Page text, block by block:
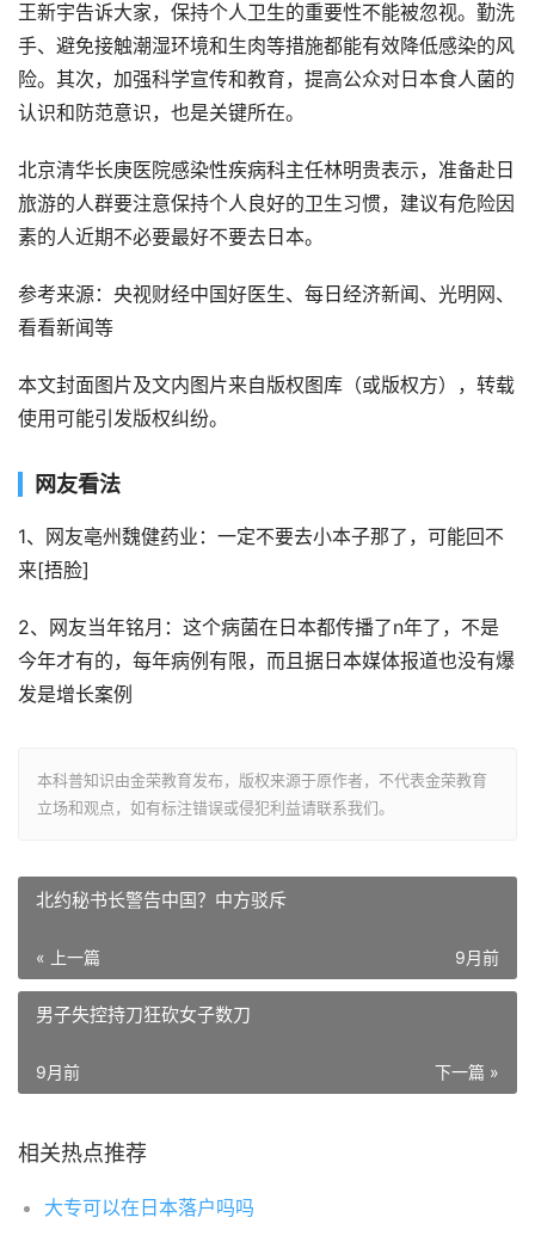
王新宇告诉大家，保持个人卫生的重要性不能被忽视。勤洗
手、避免接触潮湿环境和生肉等措施都能有效降低感染的风
险。其次，加强科学宣传和教育，提高公众对日本食人菌的
认识和防范意识，也是关键所在。
北京清华长庚医院感染性疾病科主任林明贵表示，准备赴日
旅游的人群要注意保持个人良好的卫生习惯，建议有危险因
素的人近期不必要最好不要去日本。
参考来源：央视财经中国好医生、每日经济新闻、光明网、
看看新闻等
本文封面图片及文内图片来自版权图库（或版权方），转载
使用可能引发版权纠纷。
网友看法
1、网友亳州魏健药业：一定不要去小本子那了，可能回不
来[捂脸]
2、网友当年铭月：这个病菌在日本都传播了n年了，不是
今年才有的，每年病例有限，而且据日本媒体报道也没有爆
发是增长案例
本科普知识由金荣教育发布，版权来源于原作者，不代表金荣教育
立场和观点，如有标注错误或侵犯利益请联系我们。
北约秘书长警告中国？中方驳斥
« 上一篇 9月前
男子失控持刀狂砍女子数刀
下一篇 »
9月前
相关热点推荐
大专可以在日本落户吗吗